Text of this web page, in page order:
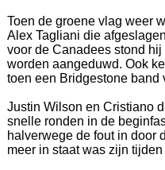
Toen de groene vlag weer
Alex Tagliani die
voor de Canadees stond
worden aangeduwd. Ook
toen een Bridgestone band
Justin Wilson en Cristiano
snelle ronden in de
halverwege de fout in door
meer in staat was zijn